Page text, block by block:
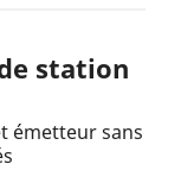
station
émetteur sans